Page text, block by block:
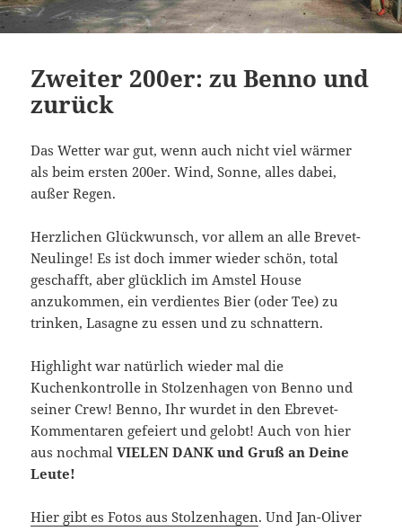
Zweiter 200er: zu Benno und
zurück
Das Wetter war gut, wenn auch nicht viel wärmer
als beim ersten 200er. Wind, Sonne, alles dabei,
außer Regen.
Herzlichen Glückwunsch, vor allem an alle Brevet-
Neulinge! Es ist doch immer wieder schön, total
geschafft, aber glücklich im Amstel House
anzukommen, ein verdientes Bier (oder Tee) zu
trinken, Lasagne zu essen und zu schnattern.
Highlight war natürlich wieder mal die
Kuchenkontrolle in Stolzenhagen von Benno und
seiner Crew! Benno, Ihr wurdet in den Ebrevet-
Kommentaren gefeiert und gelobt! Auch von hier
aus nochmalVIELEN DANK und Gruß an Deine
Leute!
Hier gibt es Fotos aus Stolzenhagen. Und Jan-Oliver